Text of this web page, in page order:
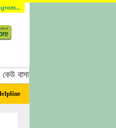
ভাড়া দিবেন না, বাসা ভাড়া